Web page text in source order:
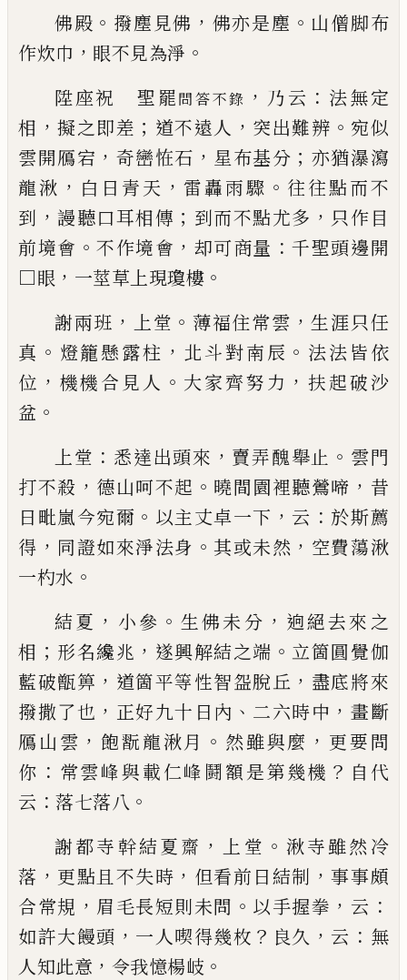
佛殿 。 撥塵見佛 ， 佛亦是塵 。 山僧脚布
作炊巾 ， 眼不見為淨 。
陞座祝 聖罷問答不錄 ， 乃云 ： 法無定
相 ，擬之即差 ； 道不遠人 ， 突出難辨 。 宛似
雲開鴈宕 ， 奇巒恠石 ， 星布基分 ； 亦猶瀑瀉
龍湫 ， 白日青天 ，雷轟雨驟 。 往往點而不
到 ，謾聽口耳相傳 ； 到而不點尤多 ， 只作目
前境會 。不作境會 ， 却可商量 ：千聖頭邊開
□眼 ， 一莖草上現瓊樓 。
謝兩班 ， 上堂 。 薄福住常雲 ，生涯只任
真 。 燈籠懸露柱 ， 北斗對南辰 。 法法皆依
位 ， 機機合見人 。 大家齊努力 ，扶起破沙
盆 。
上堂 ： 悉達出頭來 ， 賣弄醜舉止 。 雲門
打不殺 ， 德山呵不起 。 曉間園裡聽鶯啼 ， 昔
日毗嵐今宛爾 。 以主丈卓一下 ， 云 ： 於斯薦
得 ， 同證如來淨法身 。其或未然 ， 空費蕩湫
一杓水 。
結夏 ， 小參 。生佛未分 ， 逈絕去來之
相 ； 形名纔兆 ， 遂興解結之端 。 立箇圓覺伽
藍破甑箅 ， 道箇平等性智盌脫丘 ， 盡底將來
撥撒了也 ， 正好九十日內 、 二六時中 ，畫斷
鴈山雲 ，飽翫龍湫月 。 然雖與麼 ， 更要問
你 ： 常雲峰與載仁峰鬪額是第幾機 ？ 自代
云 ： 落七落八 。
謝都寺幹結夏齋 ， 上堂 。 湫寺雖然冷
落 ， 更點且不失時 ， 但看前日結制 ，事事頗
合常規 ， 眉毛長短則未問 。 以手握拳 ， 云 ：
如許大饅頭 ， 一人喫得幾枚 ？ 良久 ， 云 ： 無
人知此意 ， 令我憶楊岐 。